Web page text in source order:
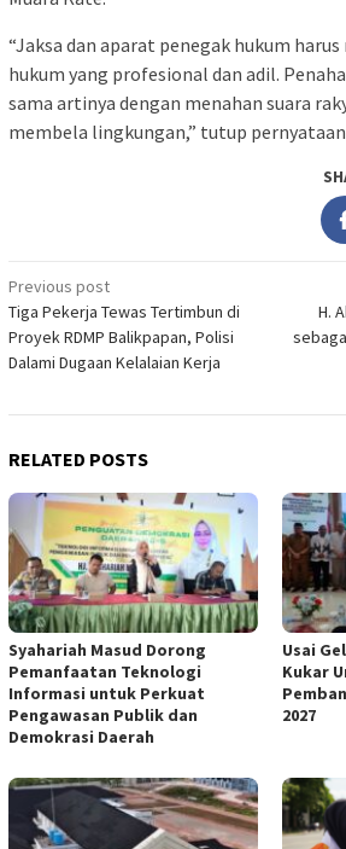
“Jaksa dan aparat penegak hukum
hukum yang profesional dan adil.
sama artinya dengan menahan suara
membela lingkungan,” tutup
Post
navigation
Previous post
Tiga Pekerja Tewas Tertimbun di
Proyek RDMP Balikpapan, Polisi
Dalami Dugaan Kelalaian Kerja
H.
RELATED POSTS
Syahariah Masud Dorong
Pemanfaatan Teknologi
Informasi untuk Perkuat
Pengawasan Publik dan
Demokrasi Daerah
Usai
Kukar
2027